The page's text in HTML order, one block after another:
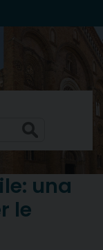
una
le